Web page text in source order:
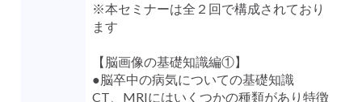
※本セミナーは全２回で構成されており
ます
【脳画像の基礎知識編①】
●脳卒中の病気についての基礎知識
CT、MRIにはいくつかの種類があり特徴